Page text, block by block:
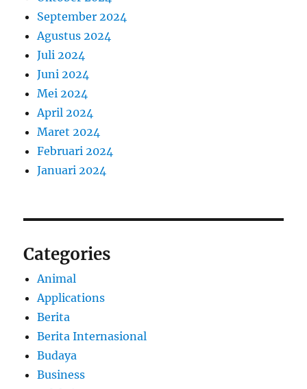
September 2024
Agustus 2024
Juli 2024
Juni 2024
Mei 2024
April 2024
Maret 2024
Februari 2024
Januari 2024
Categories
Animal
Applications
Berita
Berita Internasional
Budaya
Business